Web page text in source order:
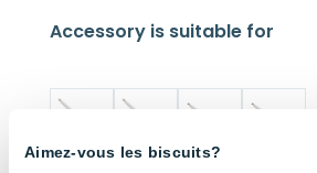
Aimez-vous les biscuits?
Accessory is suitable for